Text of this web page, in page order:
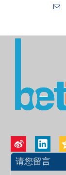

请您留言